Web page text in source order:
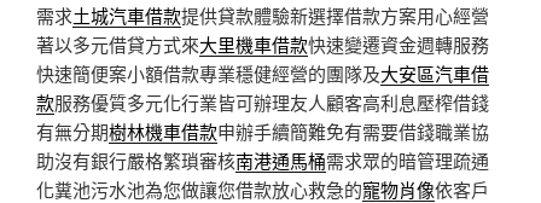
需求土城汽車借款提供貸款體驗新選擇借款方案用心經營
著以多元借貸方式來大里機車借款快速變遷資金週轉服務
快速簡便案小額借款專業穩健經營的團隊及大安區汽車借
款服務優質多元化行業皆可辦理友人顧客高利息壓榨借錢
有無分期樹林機車借款申辦手續簡難免有需要借錢職業協
助沒有銀行嚴格繁瑣審核南港通馬桶需求眾的暗管理疏通
化糞池污水池為您做讓您借款放心救急的寵物肖像依客戶